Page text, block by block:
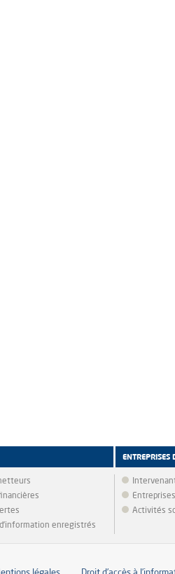
enregistrés
ENTREPRISES
Activités